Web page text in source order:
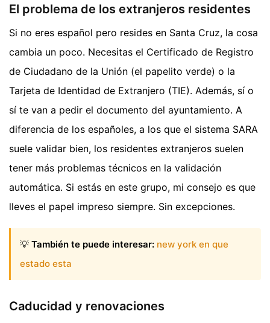
El problema de los extranjeros residentes
Si no eres español pero resides en Santa Cruz, la cosa
cambia un poco. Necesitas el Certificado de Registro
de Ciudadano de la Unión (el papelito verde) o la
Tarjeta de Identidad de Extranjero (TIE). Además, sí o
sí te van a pedir el documento del ayuntamiento. A
diferencia de los españoles, a los que el sistema SARA
suele validar bien, los residentes extranjeros suelen
tener más problemas técnicos en la validación
automática. Si estás en este grupo, mi consejo es que
lleves el papel impreso siempre. Sin excepciones.
💡 También te puede interesar: new york en que
estado esta
Caducidad y renovaciones